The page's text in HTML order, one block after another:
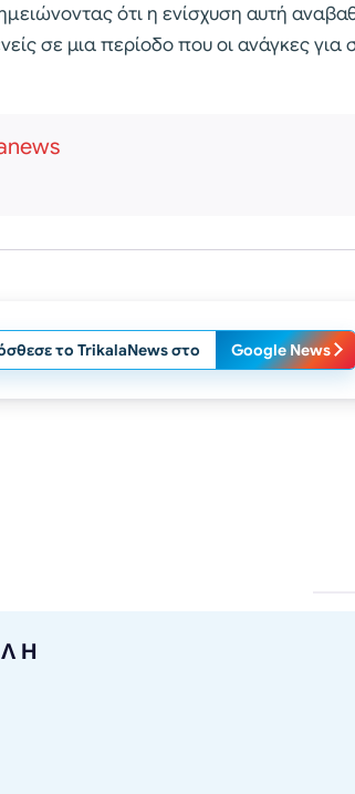
ότι η ενίσχυση αυτή
σε μια περίοδο που οι ανάγκες
το TrikalaNews στο Google News